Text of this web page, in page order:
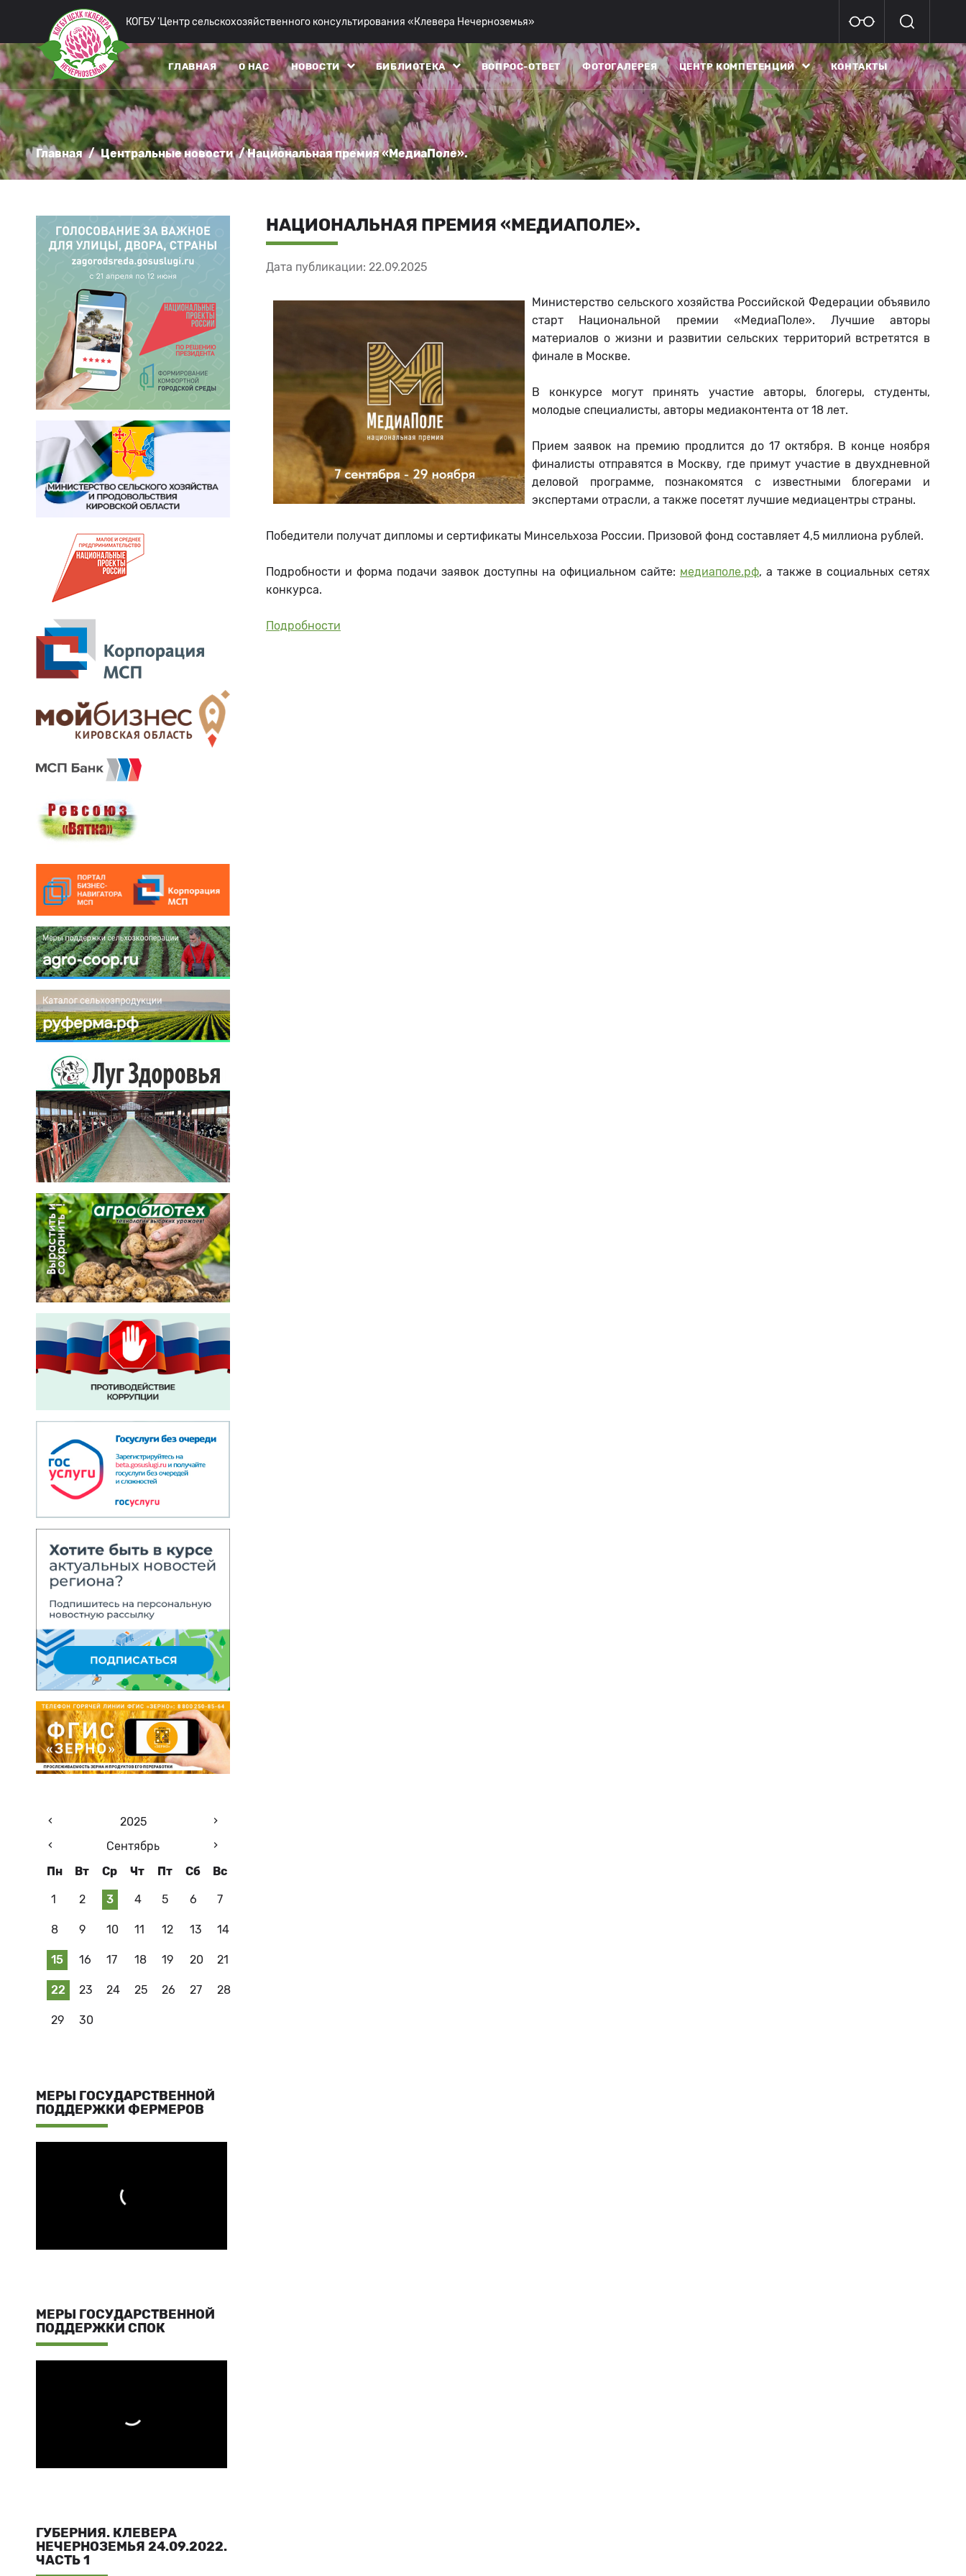
КОГБУ 'Центр сельскохозяйственного консультирования «Клевера Нечерноземья»
ГЛАВНАЯ О НАС НОВОСТИ БИБЛИОТЕКА ВОПРОС-ОТВЕТ ФОТОГАЛЕРЕЯ ЦЕНТР КОМПЕТЕНЦИЙ КОНТАКТЫ
Главная / Центральные новости / Национальная премия «МедиаПоле».
2025
Сентябрь
Пн
Вт Ср Чт Пт Сб Вс
1 2 3 4 5 6 7
8 9 10 11 12 13 14
15 16 17 18 19 20 21
22 23 24 25 26 27 28
29 30
МЕРЫ ГОСУДАРСТВЕННОЙ
ПОДДЕРЖКИ ФЕРМЕРОВ
МЕРЫ ГОСУДАРСТВЕННОЙ
ПОДДЕРЖКИ СПОК
ГУБЕРНИЯ. КЛЕВЕРА
НЕЧЕРНОЗЕМЬЯ 24.09.2022.
ЧАСТЬ 1
НАЦИОНАЛЬНАЯ ПРЕМИЯ «МЕДИАПОЛЕ».
Дата публикации: 22.09.2025
Министерство сельского хозяйства Российской Федерации объявило
старт Национальной премии «МедиаПоле». Лучшие авторы
материалов о жизни и развитии сельских территорий встретятся в
финале в Москве.
В конкурсе могут принять участие авторы, блогеры, студенты,
молодые специалисты, авторы медиаконтента от 18 лет.
Прием заявок на премию продлится до 17 октября. В конце ноября
финалисты отправятся в Москву, где примут участие в двухдневной
деловой программе, познакомятся с известными блогерами и
экспертами отрасли, а также посетят лучшие медиацентры страны.
Победители получат дипломы и сертификаты Минсельхоза России. Призовой фонд составляет 4,5 миллиона рублей.
Подробности и форма подачи заявок доступны на официальном сайте: медиаполе.рф, а также в социальных сетях
конкурса.
Подробности